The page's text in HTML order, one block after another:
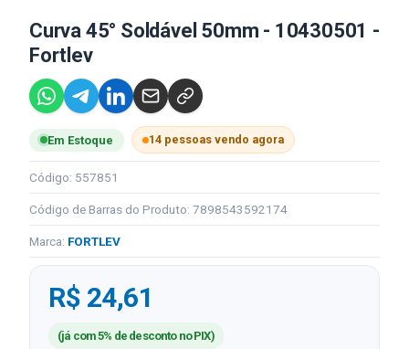
Curva 45° Soldável 50mm - 10430501 -
Fortlev
Em Estoque 14 pessoas vendo agora
Código: 557851
Código de Barras do Produto: 7898543592174
Marca: FORTLEV
R$ 24,61
(já com 5% de desconto no PIX)